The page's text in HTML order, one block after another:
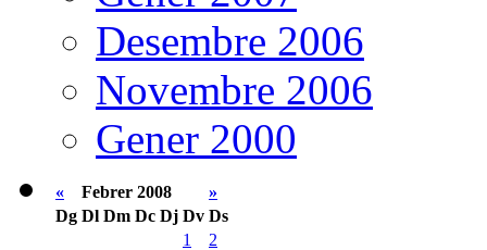
Desembre 2006
Novembre 2006
Gener 2000
« Febrer 2008
»
Dg Dl Dm Dc Dj Dv Ds
1
2